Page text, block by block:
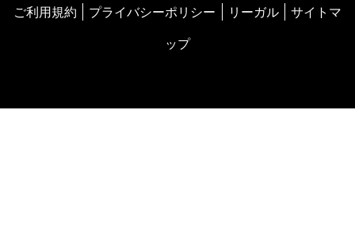
ご利用規約 プライバシーポリシー リーガル
サイトマ
ップ